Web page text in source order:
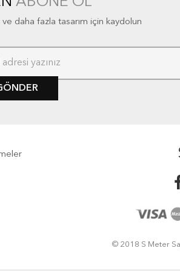
daha fazla tasarım için kaydolun
© 2018 S Meter